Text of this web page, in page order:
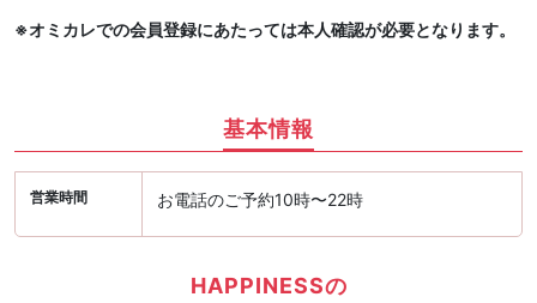
※オミカレでの会員登録にあたっては本人確認が必要となります。
基本情報
営業時間 お電話のご予約10時〜22時
HAPPINESSの